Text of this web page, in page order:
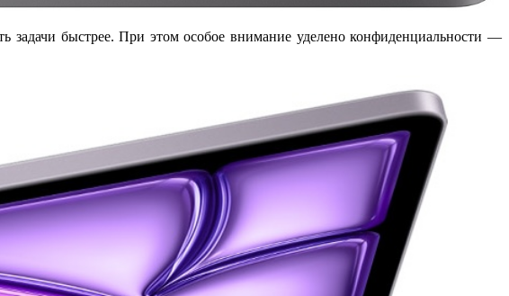
задачи быстрее. При этом особое внимание уделено конфиденциальности —